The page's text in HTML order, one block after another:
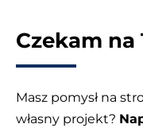
Czekam
Masz pomysł na
własny projekt?